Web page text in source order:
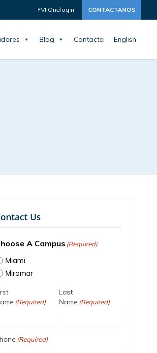
FVI Onelogin CONTACTANOS
Blog Contacta English
Us
A Campus (Required)
Miami
Miramar
(Required)
Last
Name (Required)
(Required)